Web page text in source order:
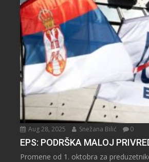
Aug 28, 2025 Snežana Bilić 0
EPS: PODRŠKA MALOJ
Promene od 1. oktobra za